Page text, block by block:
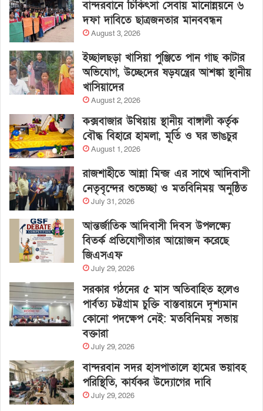
বান্দরবানে চিকিৎসা সেবায় মানোন্নয়নে ৬
দফা দাবিতে ছাত্রজনতার মানববন্ধন
August 3, 2026
ইচ্ছালছড়া খাসিয়া পুঞ্জিতে পান গাছ কাটার
অভিযোগ, উচ্ছেদের ষড়যন্ত্রের আশঙ্কা স্থানীয়
খাসিয়াদের
August 2, 2026
কক্সবাজার উখিয়ায় স্থানীয় বাঙ্গালী কর্তৃক
বৌদ্ধ বিহারে হামলা, মূর্তি ও ঘর ভাঙচুর
August 1, 2026
রাজশাহীতে আন্না মিন্জ এর সাথে আদিবাসী
নেতৃবৃন্দের শুভেচ্ছা ও মতবিনিময় অনুষ্ঠিত
July 31, 2026
আন্তর্জাতিক আদিবাসী দিবস উপলক্ষ্যে
বিতর্ক প্রতিযোগীতার আয়োজন করেছে
জিএসএফ
July 29, 2026
সরকার গঠনের ৫ মাস অতিবাহিত হলেও
পার্বত্য চট্টগ্রাম চুক্তি বাস্তবায়নে দৃশ্যমান
কোনো পদক্ষেপ নেই: মতবিনিময় সভায়
বক্তারা
July 29, 2026
বান্দরবান সদর হাসপাতালে হামের ভয়াবহ
পরিস্থিতি, কার্যকর উদ্যোগের দাবি
July 29, 2026